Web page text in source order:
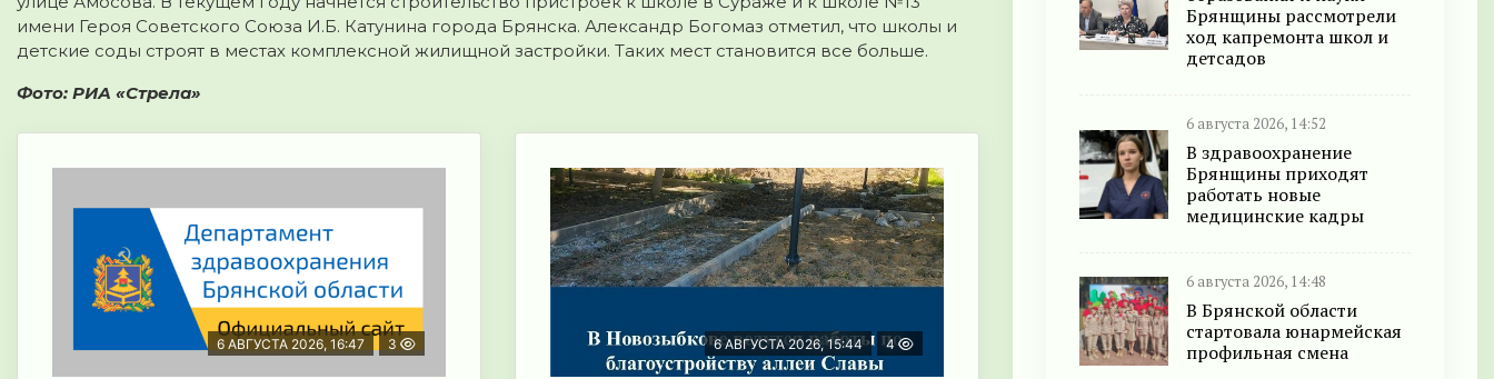
имени Героя Советского Союза И.Б. Катунина города Брянска. Александр Богомаз отметил, что школы и
детские соды строят в местах комплексной жилищной застройки. Таких мест становится все больше.
Фото: РИА «Стрела»
6 АВГУСТА 2026, 16:47 3 6 АВГУСТА 2026, 15:44 4
Брянщины рассмотрели
ход капремонта школ и
детсадов
6 августа 2026, 14:52
В здравоохранение
Брянщины приходят
работать новые
медицинские кадры
6 августа 2026, 14:48
В Брянской области
стартовала юнармейская
профильная смена